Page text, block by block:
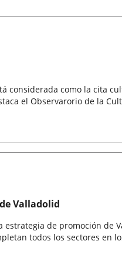
considerada como la cita
el Observarorio de la
Valladolid
de promoción de
todos los sectores en